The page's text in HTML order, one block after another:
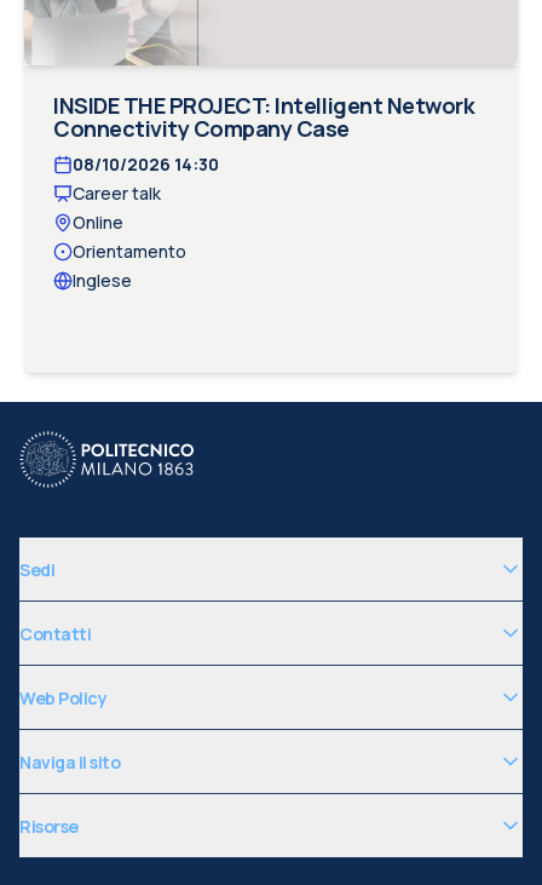
INSIDE THE PROJECT: Intelligent Network
Connectivity Company Case
08/10/2026 14:30
Career talk
Online
Orientamento
Inglese
Sedi
Contatti
Web Policy
Naviga il sito
Risorse